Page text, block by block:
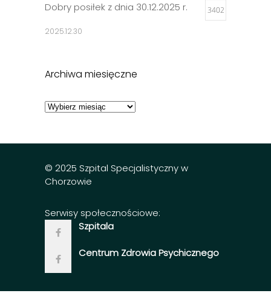
Dobry posiłek z dnia 30.12.2025 r. 3402
2025.12.30
Dobry posiłek z dnia 23.12.2025 r.
Archiwa miesięczne
miesięczne
© 2025 Szpital Specjalistyczny w
Chorzowie
Serwisy społecznościowe:
Szpitala
Centrum Zdrowia Psychicznego